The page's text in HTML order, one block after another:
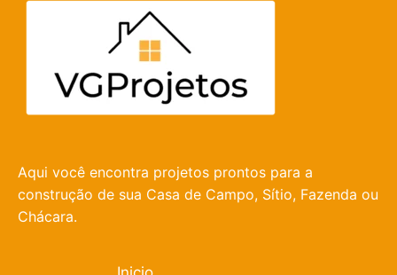
Aqui você encontra projetos prontos para a
construção de sua Casa de Campo, Sítio, Fazenda ou
Chácara.